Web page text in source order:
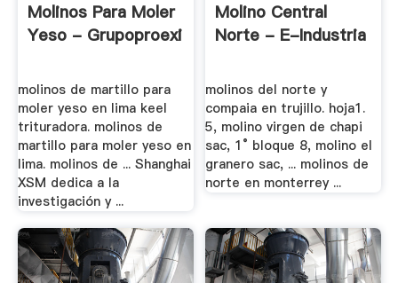
Molinos Para Moler
Yeso - Grupoproexi
molinos de martillo para
moler yeso en lima keel
trituradora. molinos de
martillo para moler yeso en
lima. molinos de ... Shanghai
XSM dedica a la
investigación y ...
Molino Central
Norte - E-Industria
molinos del norte y
compaia en trujillo. hoja1.
5, molino virgen de chapi
sac, 1° bloque 8, molino el
granero sac, ... molinos de
norte en monterrey ...